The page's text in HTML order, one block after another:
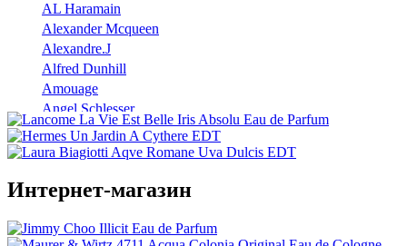
AL Haramain
Alexander Mcqueen
Alexandre.J
Alfred Dunhill
Amouage
Angel Schlesser
Anna Sui
Annayake
Antonio Banderas
Armaf
Интернет-магазин